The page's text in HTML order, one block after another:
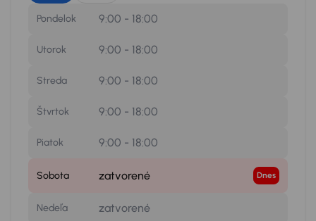
Pondelok 9:00 - 18:00
Utorok 9:00 - 18:00
Streda 9:00 - 18:00
Štvrtok 9:00 - 18:00
Piatok 9:00 - 18:00
Sobota zatvorené Dnes
Nedeľa zatvorené